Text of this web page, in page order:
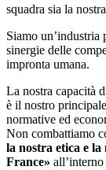
squadra sia la
Siamo
sinergie delle
impronta umana.
La nostra capacità
è il nostro
normative ed
Non combattiamo
la nostra etica e
France»